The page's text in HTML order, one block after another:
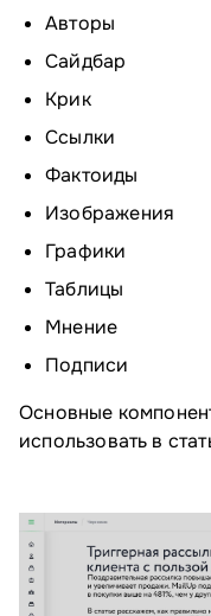
Авторы
Сайдбар
Крик
Ссылки
Фактоиды
Изображения
Графики
Таблицы
Мнение
Подписи
Основные
использовать в